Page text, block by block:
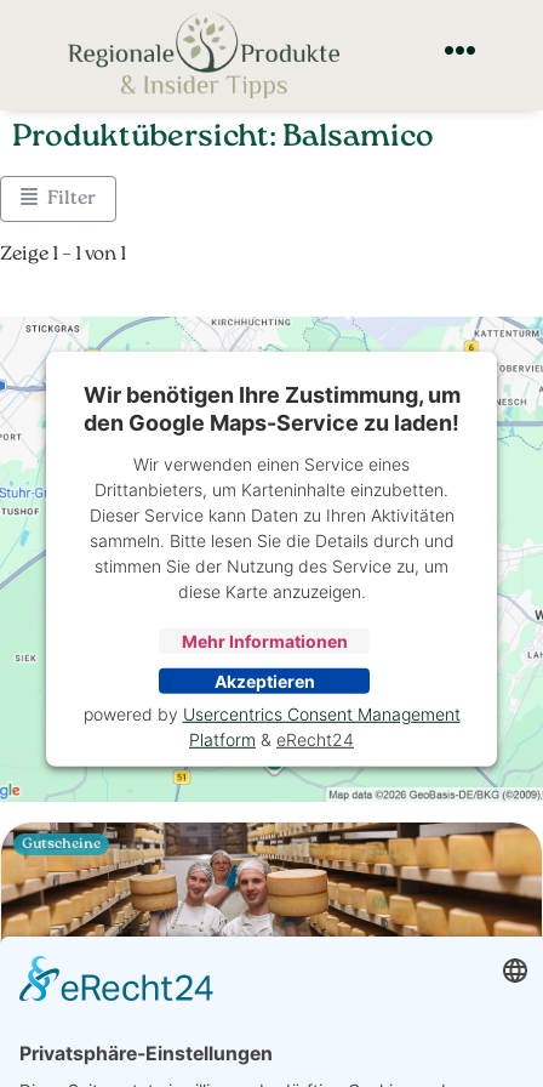
Produktübersicht: Balsamico
Filter
Zeige 1 – 1 von 1
Gutscheine
Wir benötigen Ihre Zustimmung, um
den Google Maps-Service zu laden!
Wir verwenden einen Service eines
Drittanbieters, um Karteninhalte einzubetten.
Dieser Service kann Daten zu Ihren Aktivitäten
sammeln. Bitte lesen Sie die Details durch und
stimmen Sie der Nutzung des Service zu, um
diese Karte anzuzeigen.
Mehr Informationen
Akzeptieren
powered by Usercentrics Consent Management
Platform & eRecht24